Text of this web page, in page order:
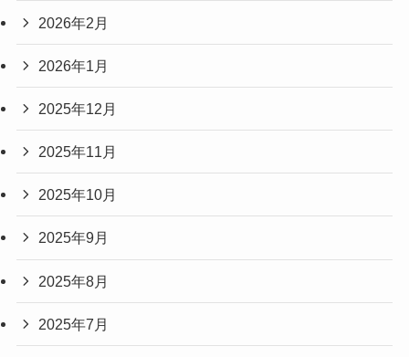
2026年2月
2026年1月
2025年12月
2025年11月
2025年10月
2025年9月
2025年8月
2025年7月